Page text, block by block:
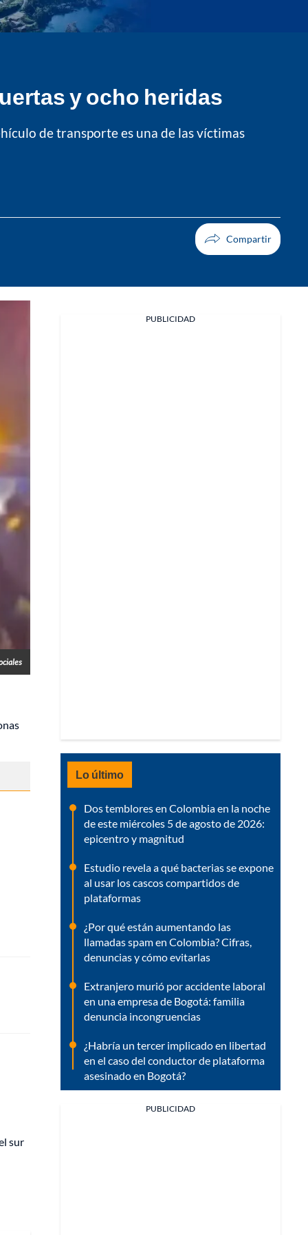
y ocho heridas
de transporte es una de las víctimas
sur
PUBLICIDAD
Lo último
Dos temblores en Colombia en la noche
de este miércoles 5 de agosto de 2026:
epicentro y magnitud
Estudio revela a qué bacterias se expone
al usar los cascos compartidos de
plataformas
¿Por qué están aumentando las
llamadas spam en Colombia? Cifras,
denuncias y cómo evitarlas
Extranjero murió por accidente laboral
en una empresa de Bogotá: familia
denuncia incongruencias
¿Habría un tercer implicado en libertad
en el caso del conductor de plataforma
asesinado en Bogotá?
PUBLICIDAD